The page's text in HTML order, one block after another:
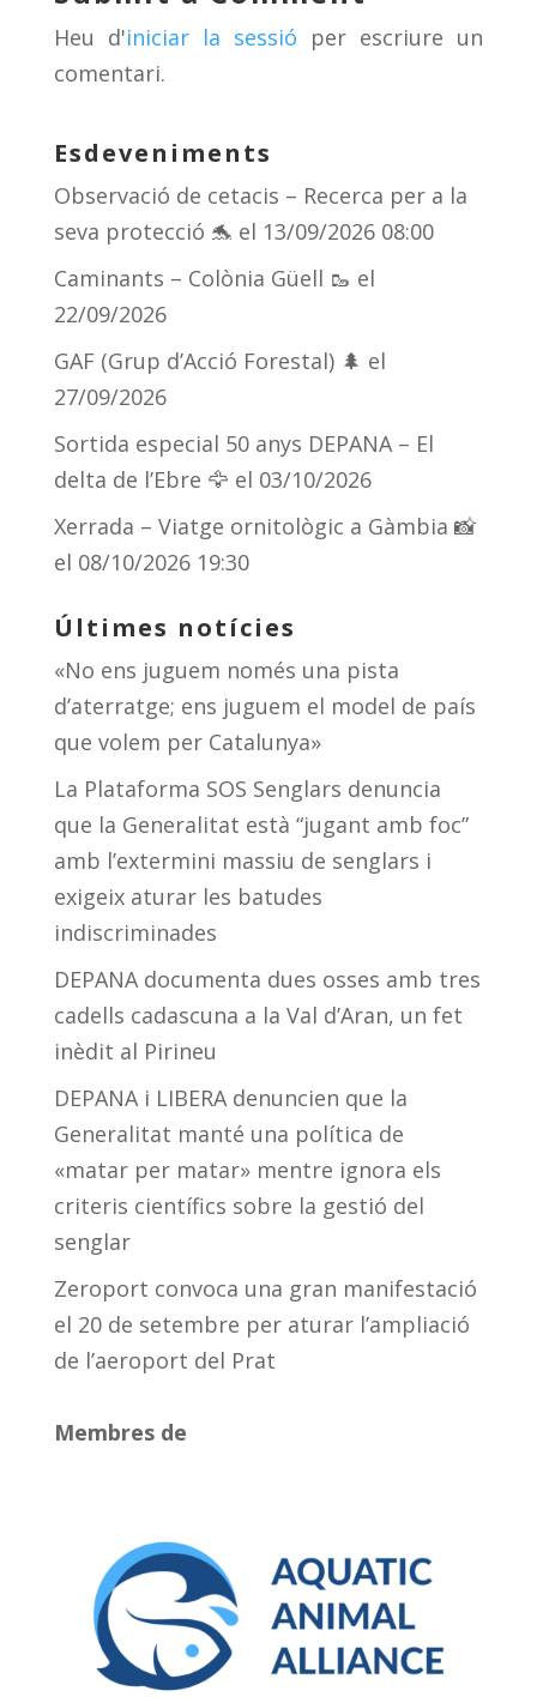
s m te
ix
Heu d'iniciar la sessió per escriure un
comentari.
Esdeveniments
Observació de cetacis – Recerca per a la
seva protecció 🐬 el 13/09/2026 08:00
Caminants – Colònia Güell 🥾 el
22/09/2026
GAF (Grup d’Acció Forestal) 🌲 el
27/09/2026
Sortida especial 50 anys DEPANA – El
delta de l’Ebre 🦅 el 03/10/2026
Xerrada – Viatge ornitològic a Gàmbia 📸
el 08/10/2026 19:30
Últimes notícies
«No ens juguem només una pista
d’aterratge; ens juguem el model de país
que volem per Catalunya»
La Plataforma SOS Senglars denuncia
que la Generalitat està “jugant amb foc”
amb l’extermini massiu de senglars i
exigeix aturar les batudes
indiscriminades
DEPANA documenta dues osses amb tres
cadells cadascuna a la Val d’Aran, un fet
inèdit al Pirineu
DEPANA i LIBERA denuncien que la
Generalitat manté una política de
«matar per matar» mentre ignora els
criteris científics sobre la gestió del
senglar
Zeroport convoca una gran manifestació
el 20 de setembre per aturar l’ampliació
de l’aeroport del Prat
Membres de